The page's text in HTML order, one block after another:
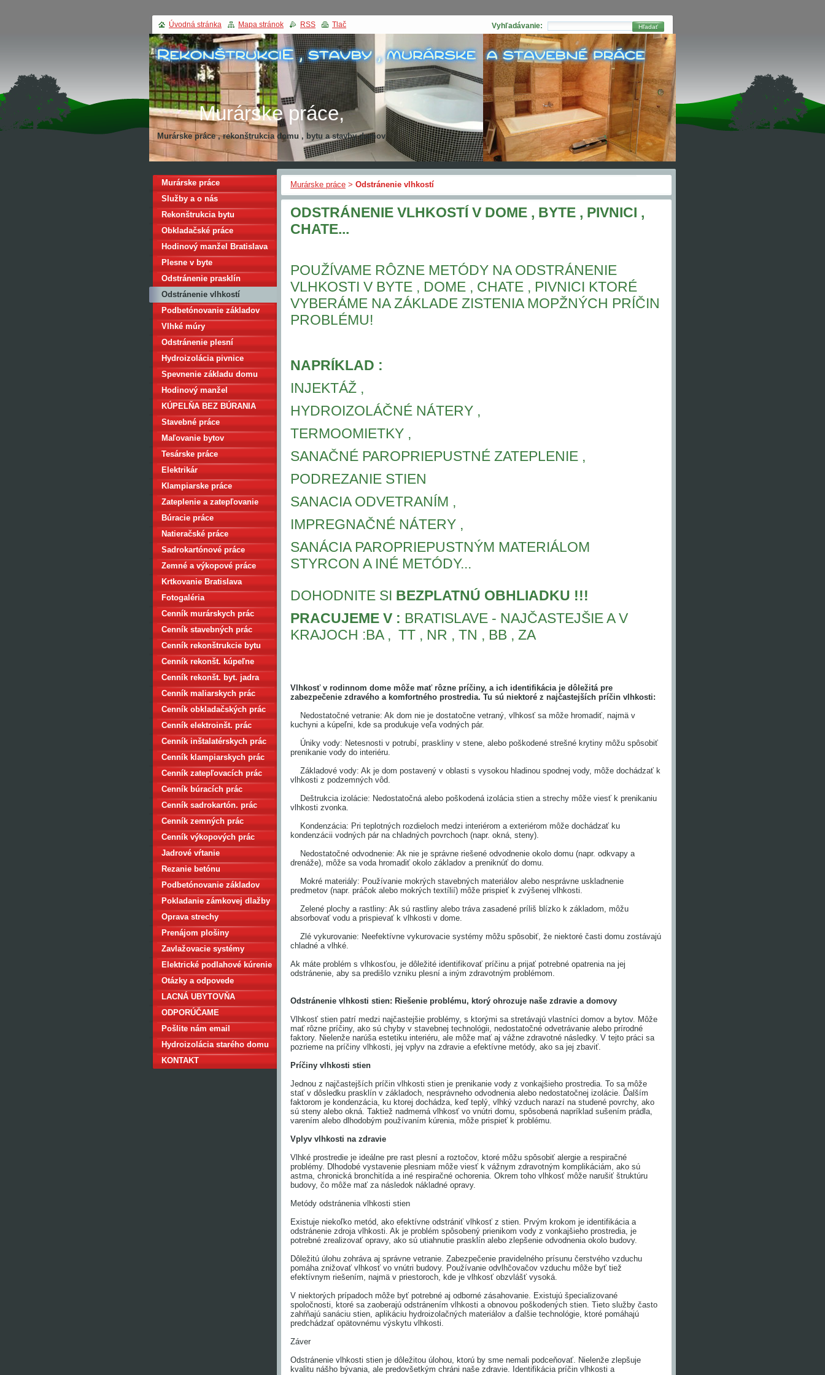
Murárske práce,
Rekonštrukcia domu
Murárske práce , rekonštrukcia domu , bytu a stavby domov
Murárske práce > Odstránenie vlhkostí
ODSTRÁNENIE VLHKOSTÍ V DOME , BYTE , PIVNICI ,
CHATE...
POUŽÍVAME RÔZNE METÓDY NA ODSTRÁNENIE
VLHKOSTI V BYTE , DOME , CHATE , PIVNICI KTORÉ
VYBERÁME NA ZÁKLADE ZISTENIA MOPŽNÝCH PRÍČIN
PROBLÉMU!
NAPRÍKLAD :
INJEKTÁŽ ,
HYDROIZOLÁČNÉ NÁTERY ,
TERMOOMIETKY ,
SANAČNÉ PAROPRIEPUSTNÉ ZATEPLENIE ,
PODREZANIE STIEN
SANACIA ODVETRANÍM ,
IMPREGNAČNÉ NÁTERY ,
SANÁCIA PAROPRIEPUSTNÝM MATERIÁLOM
STYRCON A INÉ METÓDY...
DOHODNITE SI BEZPLATNÚ OBHLIADKU !!!
PRACUJEME V : BRATISLAVE - NAJČASTEJŠIE A V
KRAJOCH :BA , TT , NR , TN , BB , ZA
Vlhkosť v rodinnom dome môže mať rôzne príčiny, a ich identifikácia je dôležitá pre
zabezpečenie zdravého a komfortného prostredia. Tu sú niektoré z najčastejších príčin vlhkosti:
Nedostatočné vetranie: Ak dom nie je dostatočne vetraný, vlhkosť sa môže hromadiť, najmä v
kuchyni a kúpeľni, kde sa produkuje veľa vodných pár.
Úniky vody: Netesnosti v potrubí, praskliny v stene, alebo poškodené strešné krytiny môžu spôsobiť
prenikanie vody do interiéru.
Základové vody: Ak je dom postavený v oblasti s vysokou hladinou spodnej vody, môže dochádzať k
vlhkosti z podzemných vôd.
Deštrukcia izolácie: Nedostatočná alebo poškodená izolácia stien a strechy môže viesť k prenikaniu
vlhkosti zvonka.
Kondenzácia: Pri teplotných rozdieloch medzi interiérom a exteriérom môže dochádzať ku
kondenzácii vodných pár na chladných povrchoch (napr. okná, steny).
Nedostatočné odvodnenie: Ak nie je správne riešené odvodnenie okolo domu (napr. odkvapy a
drenáže), môže sa voda hromadiť okolo základov a preniknúť do domu.
Mokré materiály: Používanie mokrých stavebných materiálov alebo nesprávne uskladnenie
predmetov (napr. práčok alebo mokrých textílií) môže prispieť k zvýšenej vlhkosti.
Zelené plochy a rastliny: Ak sú rastliny alebo tráva zasadené príliš blízko k základom, môžu
absorbovať vodu a prispievať k vlhkosti v dome.
Zlé vykurovanie: Neefektívne vykurovacie systémy môžu spôsobiť, že niektoré časti domu zostávajú
chladné a vlhké.
Ak máte problém s vlhkosťou, je dôležité identifikovať príčinu a prijať potrebné opatrenia na jej
odstránenie, aby sa predišlo vzniku plesní a iným zdravotným problémom.
Odstránenie vlhkosti stien: Riešenie problému, ktorý ohrozuje naše zdravie a domovy
Vlhkosť stien patrí medzi najčastejšie problémy, s ktorými sa stretávajú vlastníci domov a bytov. Môže
mať rôzne príčiny, ako sú chyby v stavebnej technológii, nedostatočné odvetrávanie alebo prírodné
faktory. Nielenže narúša estetiku interiéru, ale môže mať aj vážne zdravotné následky. V tejto práci sa
pozrieme na príčiny vlhkosti, jej vplyv na zdravie a efektívne metódy, ako sa jej zbaviť.
Príčiny vlhkosti stien
Jednou z najčastejších príčin vlhkosti stien je prenikanie vody z vonkajšieho prostredia. To sa môže
stať v dôsledku prasklín v základoch, nesprávneho odvodnenia alebo nedostatočnej izolácie. Ďalším
faktorom je kondenzácia, ku ktorej dochádza, keď teplý, vlhký vzduch narazí na studené povrchy, ako
sú steny alebo okná. Taktiež nadmerná vlhkosť vo vnútri domu, spôsobená napríklad sušením prádla,
varením alebo dlhodobým používaním kúrenia, môže prispieť k problému.
Vplyv vlhkosti na zdravie
Vlhké prostredie je ideálne pre rast plesní a roztočov, ktoré môžu spôsobiť alergie a respiračné
problémy. Dlhodobé vystavenie plesniam môže viesť k vážnym zdravotným komplikáciám, ako sú
astma, chronická bronchitída a iné respiračné ochorenia. Okrem toho vlhkosť môže narušiť štruktúru
budovy, čo môže mať za následok nákladné opravy.
Metódy odstránenia vlhkosti stien
Existuje niekoľko metód, ako efektívne odstrániť vlhkosť z stien. Prvým krokom je identifikácia a
odstránenie zdroja vlhkosti. Ak je problém spôsobený prienikom vody z vonkajšieho prostredia, je
potrebné zrealizovať opravy, ako sú utiahnutie prasklín alebo zlepšenie odvodnenia okolo budovy.
Dôležitú úlohu zohráva aj správne vetranie. Zabezpečenie pravidelného prísunu čerstvého vzduchu
pomáha znižovať vlhkosť vo vnútri budovy. Používanie odvlhčovačov vzduchu môže byť tiež
efektívnym riešením, najmä v priestoroch, kde je vlhkosť obzvlášť vysoká.
V niektorých prípadoch môže byť potrebné aj odborné zásahovanie. Existujú špecializované
spoločnosti, ktoré sa zaoberajú odstránením vlhkosti a obnovou poškodených stien. Tieto služby často
zahŕňajú sanáciu stien, aplikáciu hydroizolačných materiálov a ďalšie technológie, ktoré pomáhajú
predchádzať opätovnému výskytu vlhkosti.
Záver
Odstránenie vlhkosti stien je dôležitou úlohou, ktorú by sme nemali podceňovať. Nielenže zlepšuje
kvalitu nášho bývania, ale predovšetkým chráni naše zdravie. Identifikácia príčin vlhkosti a
Murárske práce
Služby a o nás
Rekonštrukcia bytu
Obkladačské práce
Hodinový manžel Bratislava
Plesne v byte
Odstránenie prasklín
Odstránenie vlhkostí
Podbetónovanie základov
Vlhké múry
Odstránenie plesní
Hydroizolácia pivnice
Spevnenie základu domu
Hodinový manžel
KÚPELŇA BEZ BÚRANIA
Stavebné práce
Maľovanie bytov
Tesárske práce
Elektrikár
Klampiarske práce
Zateplenie a zatepľovanie
Búracie práce
Natieračské práce
Sadrokartónové práce
Zemné a výkopové práce
Krtkovanie Bratislava
Fotogaléria
Cenník murárskych prác
Cenník stavebných prác
Cenník rekonštrukcie bytu
Cenník rekonšt. kúpeľne
Cenník rekonšt. byt. jadra
Cenník maliarskych prác
Cenník obkladačských prác
Cenník elektroinšt. prác
Cenník inštalatérskych prác
Cenník klampiarskych prác
Cenník zatepľovacích prác
Cenník búracích prác
Cenník sadrokartón. prác
Cenník zemných prác
Cenník výkopových prác
Jadrové vŕtanie
Rezanie betónu
Podbetónovanie základov
domu
Pokladanie zámkovej dlažby
Oprava strechy
Prenájom plošiny
Zavlažovacie systémy
Elektrické podlahové kúrenie
Otázky a odpovede
LACNÁ UBYTOVŇA
BRATISLAVA
ODPORÚČAME
Pošlite nám email
Hydroizolácia starého domu
KONTAKT
Úvodná stránka Mapa stránok RSS Tlač Vyhľadávanie: Hľadať